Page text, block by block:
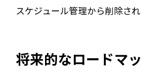
スケジュール管理から削除され
将来的なロードマ